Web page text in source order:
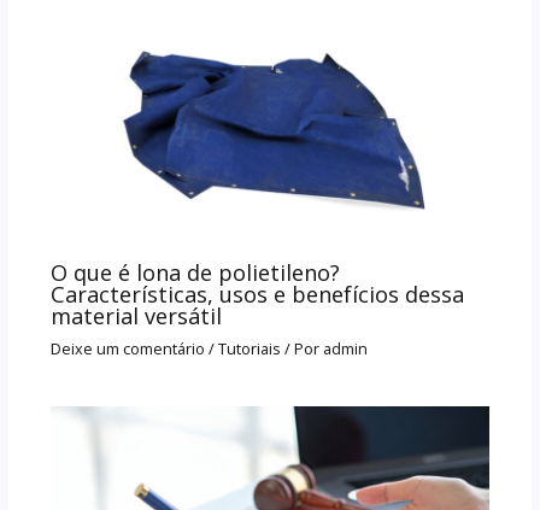
O que é lona de polietileno?
Características, usos e benefícios dessa
material versátil
Deixe um comentário /Tutoriais / Por admin